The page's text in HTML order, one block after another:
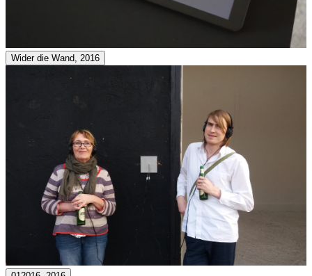
Wider die Wand, 2016